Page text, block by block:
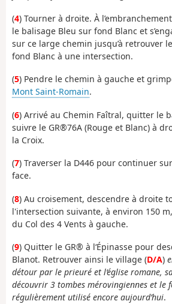
(4) Tourner à droite. À
le balisage Bleu sur fond Blanc et
sur ce large chemin jusqu’à retrouver
fond Blanc à une intersection.
(5) Pendre le chemin à gauche et
Mont Saint-Romain.
(6) Arrivé au Chemin Faîtral, quitter le
suivre le GR®76A (Rouge et Blanc) à
la Croix.
(7) Traverser la D446 pour continuer
face.
(8) Au croisement, descendre à droite
l'intersection suivante, à environ 150
du Col des 4 Vents à gauche.
(9) Quitter le GR® à l‘Épinasse pour
Blanot. Retrouver ainsi le village (D/A)
détour par le prieuré et l‘église romane,
découvrir 3 tombes mérovingiennes et le
régulièrement utilisé encore aujourd’hui.